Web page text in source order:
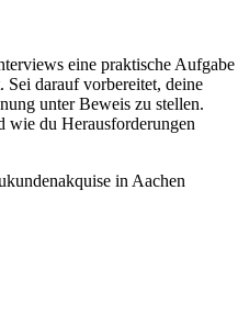
eine praktische Aufgabe
Sei darauf vorbereitet, deine
unter Beweis zu stellen.
wie du Herausforderungen
in Aachen